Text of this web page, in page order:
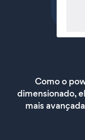
Como o
dimensionado,
mais